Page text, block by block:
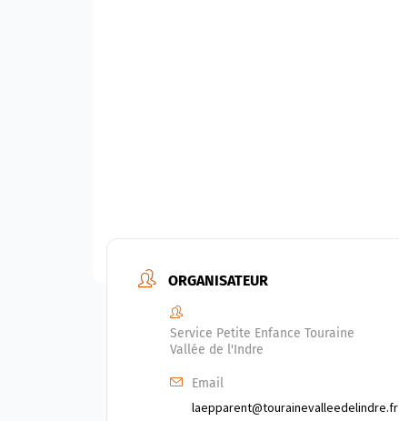
ORGANISATEUR
Service Petite Enfance Touraine
Vallée de l'Indre
Email
laepparent@tourainevalleedelindre.fr